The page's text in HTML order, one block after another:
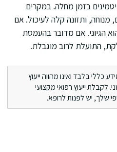
בזמן מחלה. במקרים
מנוחה, ותזונה קלה לעיכול. אם
הגיוני. אם מדובר בהעמסת
התועלת לרוב מוגבלת.
כללי בלבד ואינו מהווה ייעוץ
לקבלת ייעוץ רפואי מקצועי
שלך, יש לפנות לרופא.